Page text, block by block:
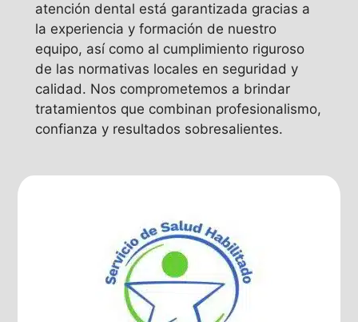
atención dental está garantizada gracias a
la experiencia y formación de nuestro
equipo, así como al cumplimiento riguroso
de las normativas locales en seguridad y
calidad. Nos comprometemos a brindar
tratamientos que combinan profesionalismo,
confianza y resultados sobresalientes.